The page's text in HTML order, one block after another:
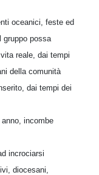
oceanici, feste ed
possa
reale, dai tempi
della comunità
dai tempi dei
incombe
incrociarsi
diocesani,